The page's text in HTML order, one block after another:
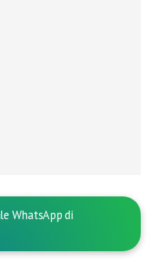
WhatsApp di